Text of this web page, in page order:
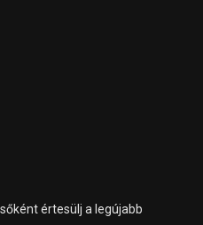
értesülj a legújabb